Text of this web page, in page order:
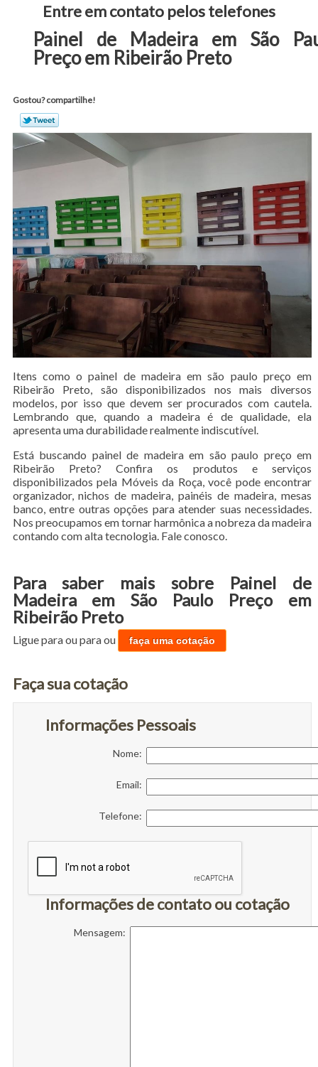
Entre em contato pelos telefones
Painel de Madeira em São
Preço em Ribeirão Preto
Gostou? compartilhe!
Itens como o painel de madeira em são paulo preço em
Ribeirão Preto, são disponibilizados nos mais diversos
modelos, por isso que devem ser procurados com cautela.
Lembrando que, quando a madeira é de qualidade, ela
apresenta uma durabilidade realmente indiscutível.
Está buscando painel de madeira em são paulo preço em
Ribeirão Preto? Confira os produtos e serviços
disponibilizados pela Móveis da Roça, você pode encontrar
organizador, nichos de madeira, painéis de madeira, mesas
banco, entre outras opções para atender suas necessidades.
Nos preocupamos em tornar harmônica a nobreza da madeira
contando com alta tecnologia. Fale conosco.
Para saber mais sobre Painel de
Madeira em São Paulo Preço em
Ribeirão Preto
Ligue paraou paraou faça uma cotação
Faça sua cotação
Informações Pessoais
Nome:
Email:
Telefone:
Informações de contato ou cotação
Mensagem: